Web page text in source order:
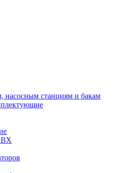
насосным станциям и бакам